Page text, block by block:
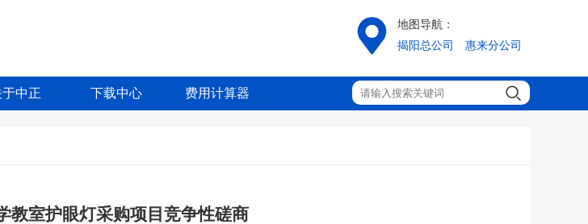
地图导航：
揭阳总公司
惠来分公司
于中正 下载中心 费用计算器
教室护眼灯采购项目竞争性磋商